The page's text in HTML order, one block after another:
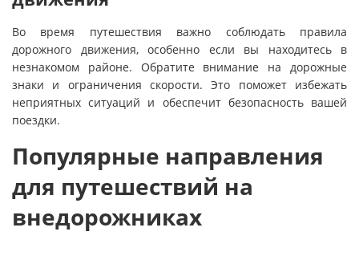
Во время путешествия важно соблюдать правила
дорожного движения, особенно если вы находитесь в
незнакомом районе. Обратите внимание на дорожные
знаки и ограничения скорости. Это поможет избежать
неприятных ситуаций и обеспечит безопасность вашей
поездки.
Популярные направления
для путешествий на
внедорожниках